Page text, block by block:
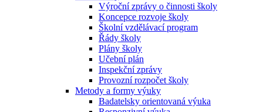
Výroční zprávy o činnosti školy
Koncepce rozvoje školy
Školní vzdělávací program
Řády školy
Plány školy
Učební plán
Inspekční zprávy
Provozní rozpočet školy
Metody a formy výuky
Badatelsky orientovaná výuka